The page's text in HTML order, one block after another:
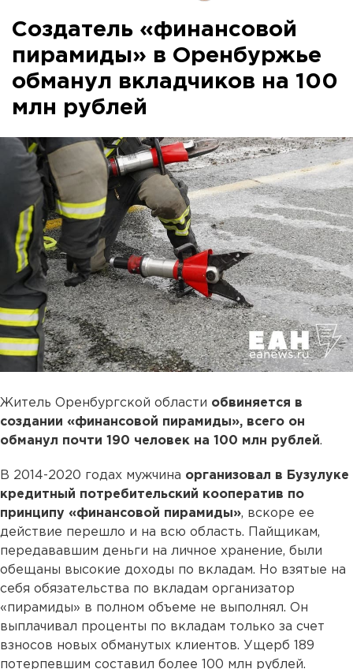
Создатель «финансовой
пирамиды» в Оренбуржье
обманул вкладчиков на 100
млн рублей
Житель Оренбургской области обвиняется в
создании «финансовой пирамиды», всего он
обманул почти 190 человек на 100 млн рублей.
В 2014-2020 годах мужчина организовал в Бузулуке
кредитный потребительский кооператив по
принципу «финансовой пирамиды», вскоре ее
действие перешло и на всю область. Пайщикам,
передававшим деньги на личное хранение, были
обещаны высокие доходы по вкладам. Но взятые на
себя обязательства по вкладам организатор
«пирамиды» в полном объеме не выполнял. Он
выплачивал проценты по вкладам только за счет
взносов новых обманутых клиентов. Ущерб 189
потерпевшим составил более 100 млн рублей.